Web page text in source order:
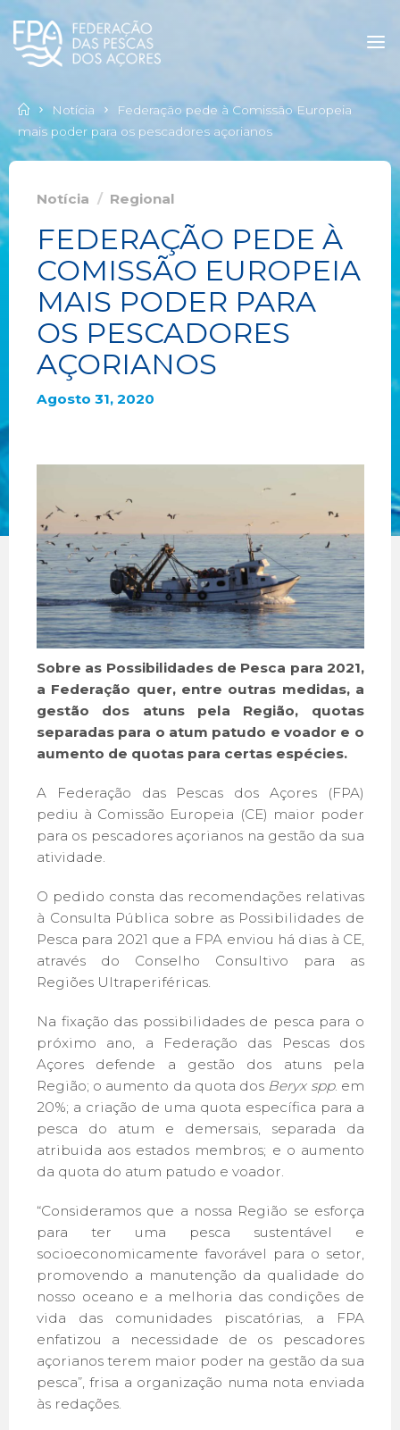
Notícia
Federação pede à Comissão Europeia
mais poder para os pescadores açorianos
Notícia / Regional
FEDERAÇÃO PEDE À
COMISSÃO EUROPEIA
MAIS PODER PARA
OS PESCADORES
AÇORIANOS
Agosto 31, 2020
Sobre as Possibilidades de Pesca para 2021,
a Federação quer, entre outras medidas, a
gestão dos atuns pela Região, quotas
separadas para o atum patudo e voador e o
aumento de quotas para certas espécies.
A Federação das Pescas dos Açores (FPA)
pediu à Comissão Europeia (CE) maior poder
para os pescadores açorianos na gestão da sua
atividade.
O pedido consta das recomendações relativas
à Consulta Pública sobre as Possibilidades de
Pesca para 2021 que a FPA enviou há dias à CE,
através do Conselho Consultivo para as
Regiões Ultraperiféricas.
Na fixação das possibilidades de pesca para o
próximo ano, a Federação das Pescas dos
Açores defende a gestão dos atuns pela
Região; o aumento da quota dos Beryx spp. em
20%; a criação de uma quota específica para a
pesca do atum e demersais, separada da
atribuida aos estados membros; e o aumento
da quota do atum patudo e voador.
“Consideramos que a nossa Região se esforça
para ter uma pesca sustentável e
socioeconomicamente favorável para o setor,
promovendo a manutenção da qualidade do
nosso oceano e a melhoria das condições de
vida das comunidades piscatórias, a FPA
enfatizou a necessidade de os pescadores
açorianos terem maior poder na gestão da sua
pesca”, frisa a organização numa nota enviada
às redações.